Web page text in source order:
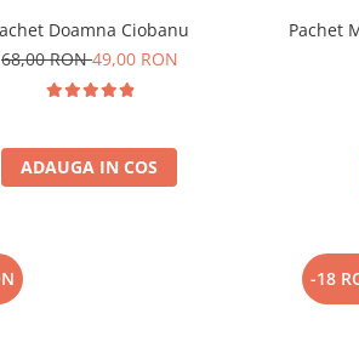
Doamna Ciobanu
68,00 RON49,00 RON
ADAUGA IN COS
Pachet
-18